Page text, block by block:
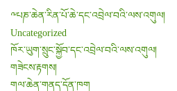
i
o
n
༸པཎ་ཆེན་རིན་པོ་ཆེ་དང་འབྲེལ་བའི་ལས་འགུལ།
Uncategorized
ཁོར་ཡུག་སྲུང་སྐྱོབ་དང་འབྲེལ་བའི་ལས་འགུལ།
གཟེངས་རྟགས།
གལ་ཆེན་གནད་དོན་ཁག